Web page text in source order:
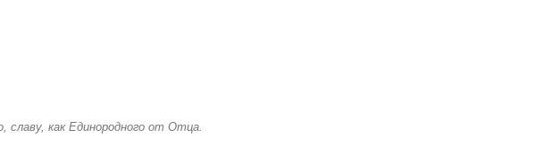
славу, как Единородного от Отца.